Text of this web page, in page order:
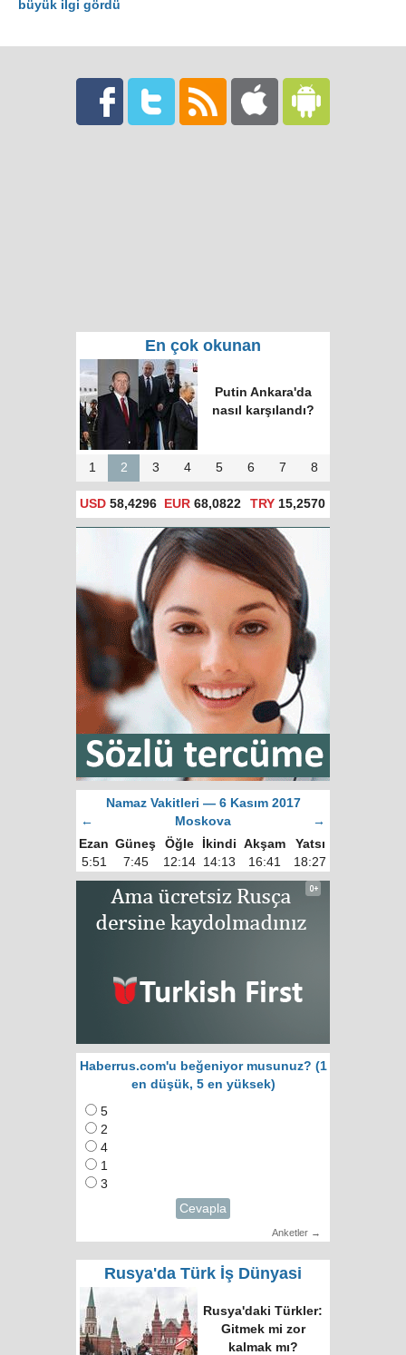
büyük ilgi gördü
En çok okunan
Putin Ankara'da
nasıl karşılandı?
1 2 3 4 5 6 7 8
USD 58,4296 EUR 68,0822 TRY15,2570
Namaz Vakitleri — 6 Kasım 2017
←
Moskova
→
Ezan Güneş Öğle İkindi Akşam
Yatsı
5:51
7:45 12:14 14:13 16:41 18:27
Haberrus.com'u beğeniyor musunuz? (1
en düşük, 5 en yüksek)
5
2
4
1
3
Cevapla
Anketler →
Rusya'da Türk İş Dünyasi
Rusya'daki Türkler:
Gitmek mi zor
kalmak mı?